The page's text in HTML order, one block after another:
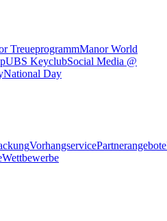
TreueprogrammManor World
UBS KeyclubSocial Media @
National Day
VorhangservicePartnerangebote
Wettbewerbe